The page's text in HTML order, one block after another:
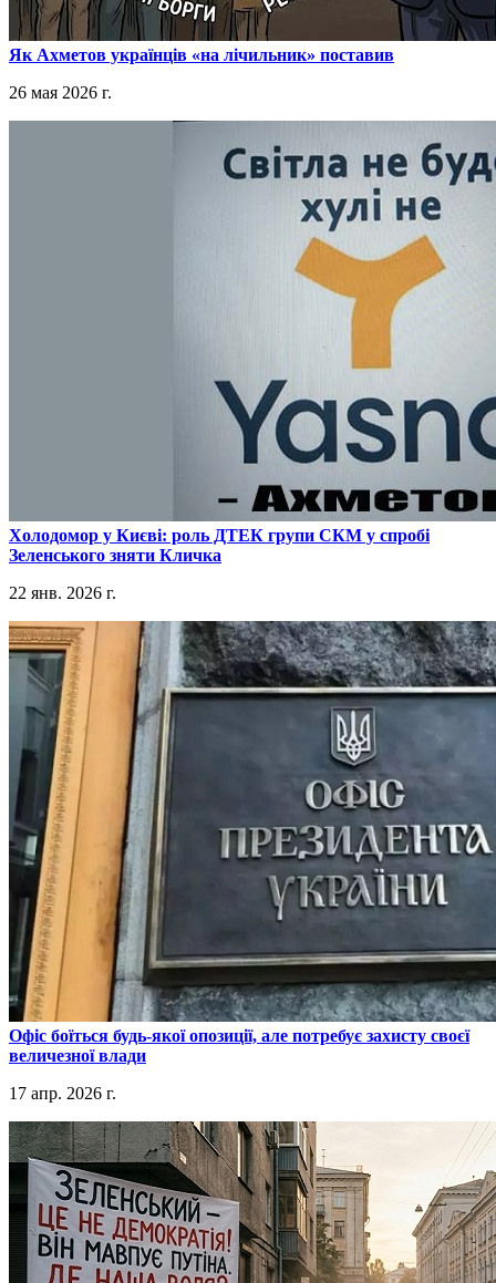
​Як Ахметов українців «на лічильник» поставив
26 мая 2026 г.
​Холодомор у Києві: роль ДТЕК групи СКМ у спробі
Зеленського зняти Кличка
22 янв. 2026 г.
​Офіс боїться будь-якої опозиції, але потребує захисту своєї
величезної влади
17 апр. 2026 г.